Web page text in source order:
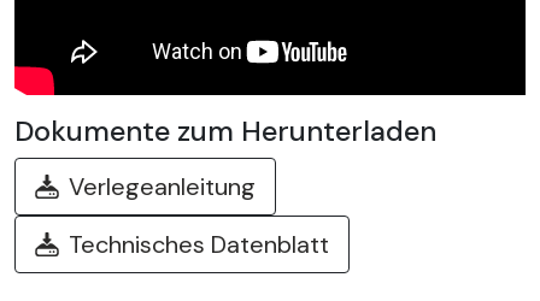
Dokumente zum Herunterladen
Verlegeanleitung
Technisches Datenblatt